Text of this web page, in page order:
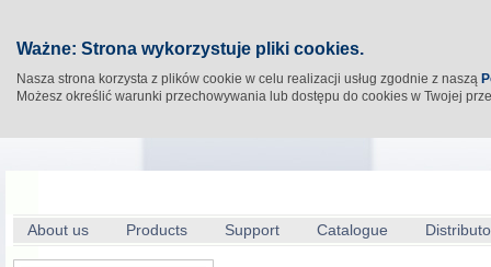
Ważne: Strona wykorzystuje pliki cookies.
Nasza strona korzysta z plików cookie w celu realizacji usług zgodnie z naszą
Możesz określić warunki przechowywania lub dostępu do cookies w Twojej
About us Products Support Catalogue